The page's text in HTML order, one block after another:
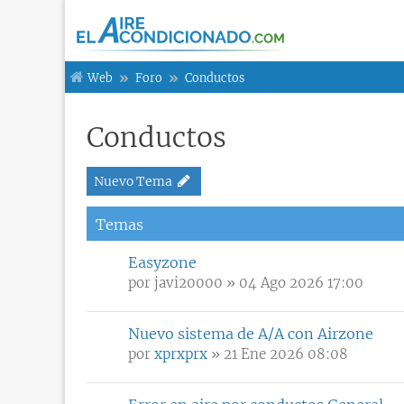
Web Foro Conductos
Conductos
Nuevo Tema
Temas
Easyzone
por javi20000 » 04 Ago 2026 17:00
Nuevo sistema de A/A con Airzone
por xprxprx » 21 Ene 2026 08:08